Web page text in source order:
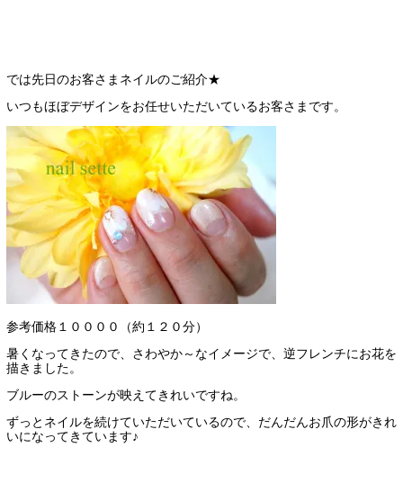
では先日のお客さまネイルのご紹介★
いつもほぼデザインをお任せいただいているお客さまです。
参考価格１００００（約１２０分）
暑くなってきたので、さわやか～なイメージで、逆フレンチにお花を
描きました。
ブルーのストーンが映えてきれいですね。
ずっとネイルを続けていただいているので、だんだんお爪の形がきれ
いになってきています♪